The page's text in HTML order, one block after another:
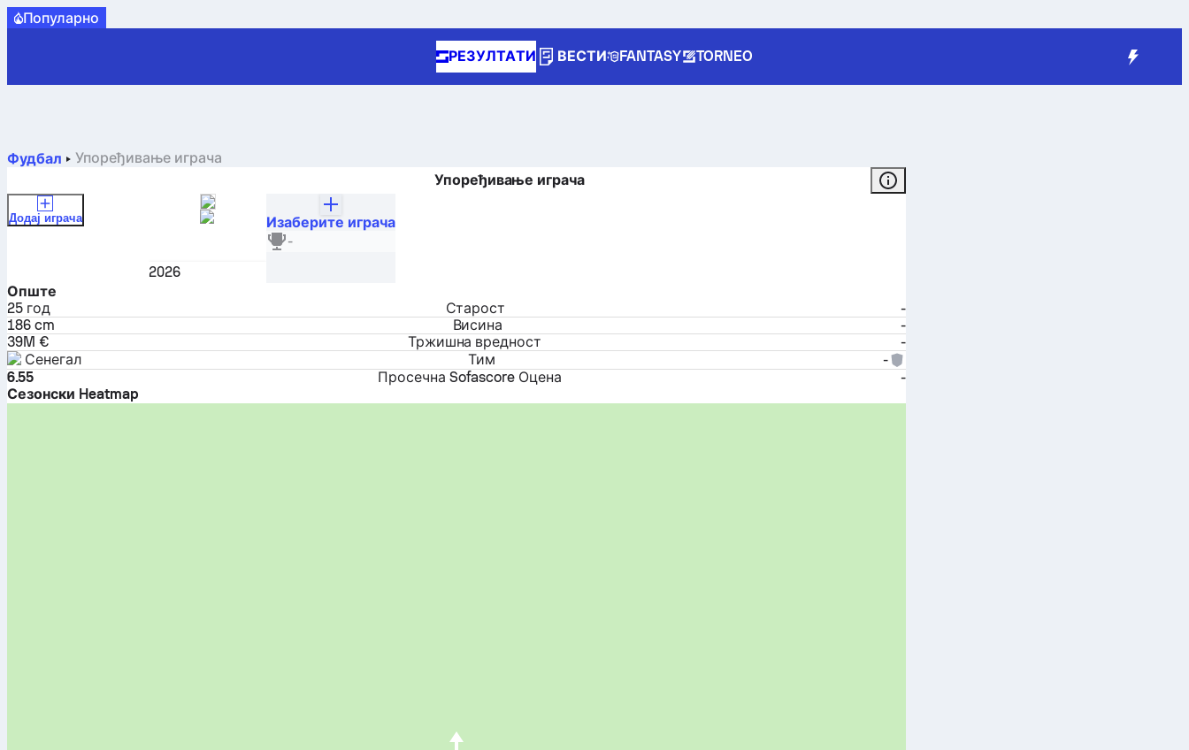
Популарно
РЕЗУЛТАТИ ВЕСТИ FANTASY TORNEO
Фудбал
Упоређивање играча
Упоређивање играча
Додај играча
2026
Изаберите играча
-
Опште
25 год Старост
-
186 cm
Висина
-
39M €
Тржишна вредност
-
Сенегал
Тим
-
6.55
Просечна Sofascore Оцена
-
Сезонски Heatmap